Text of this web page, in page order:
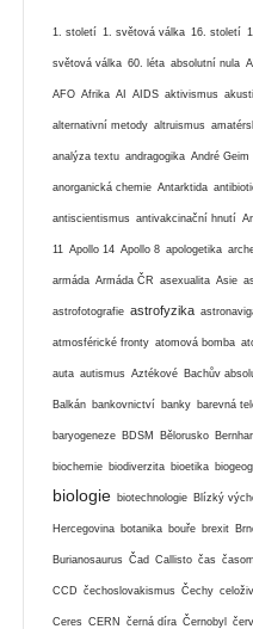
1. století 1. světová válka 16. století
světová válka 60. léta absolutní nula
AFO Afrika AI AIDS aktivismus
alternativní metody altruismus
analýza textu andragogika André Geim
anorganická chemie Antarktida
antiscientismus antivakcinační hnutí
11 Apollo 14 Apollo 8 apologetika
armáda Armáda ČR asexualita Asie
astrofotografie astrofyzika
atmosférické fronty atomová bomba
auta autismus Aztékové Bachův
Balkán bankovnictví banky barevná
baryogeneze BDSM Bělorusko
biochemie biodiverzita bioetika
biologie biotechnologie Blízký
Hercegovina botanika bouře brexit
Burianosaurus Čad Callisto čas
CCD čechoslovakismus Čechy
Ceres CERN černá díra Černobyl